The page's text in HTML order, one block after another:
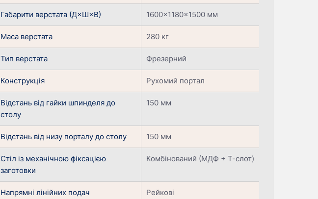
Габарити верстата (Д×Ш×В) 1600×1180×1500 мм
Маса верстата 280 кг
Тип верстата Фрезерний
Конструкція Рухомий портал
Відстань від гайки шпинделя до
столу
150 мм
Відстань від низу порталу до столу 150 мм
Стіл із механічною фіксацією
заготовки
Комбінований (МДФ + Т-слот)
Напрямні лінійних подач Рейкові